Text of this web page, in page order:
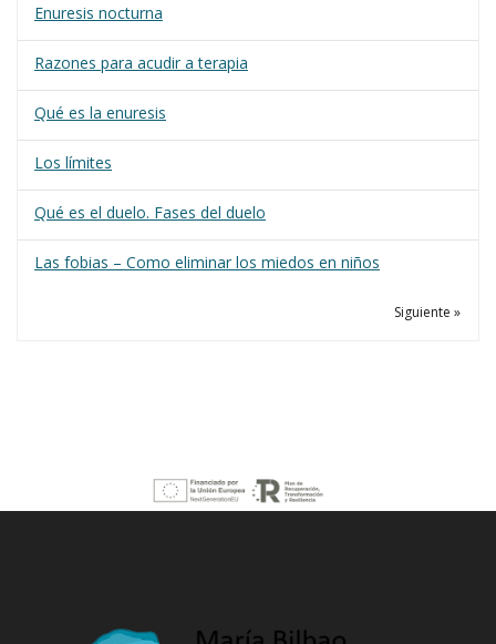
Enuresis nocturna
Razones para acudir a terapia
Qué es la enuresis
Los límites
Qué es el duelo. Fases del duelo
Las fobias – Como eliminar los miedos en niños
Siguiente »